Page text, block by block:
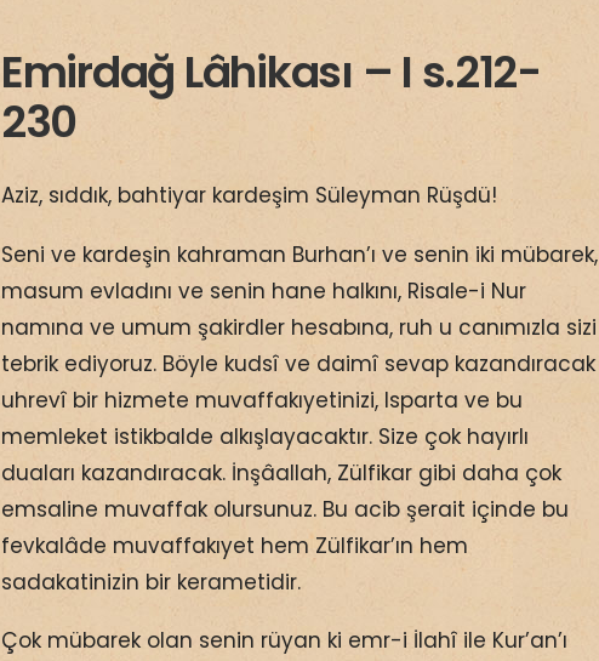
Emirdağ Lâhikası – I s.212-
230
Aziz, sıddık, bahtiyar kardeşim Süleyman Rüşdü!
Seni ve kardeşin kahraman Burhan’ı ve senin iki mübarek,
masum evladını ve senin hane halkını, Risale-i Nur
namına ve umum şakirdler hesabına, ruh u canımızla sizi
tebrik ediyoruz. Böyle kudsî ve daimî sevap kazandıracak
uhrevî bir hizmete muvaffakıyetinizi, Isparta ve bu
memleket istikbalde alkışlayacaktır. Size çok hayırlı
duaları kazandıracak. İnşâallah, Zülfikar gibi daha çok
emsaline muvaffak olursunuz. Bu acib şerait içinde bu
fevkalâde muvaffakıyet hem Zülfikar’ın hem
sadakatinizin bir kerametidir.
Çok mübarek olan senin rüyan ki emr-i İlahî ile Kur’an’ı